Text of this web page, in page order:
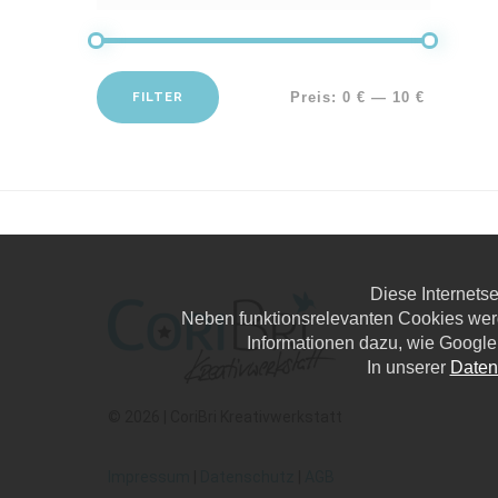
FILTER Preis: 0 € — 10 €
Diese
Neben funktionsrelevanten Cookies
Informationen dazu, wie
In unserer